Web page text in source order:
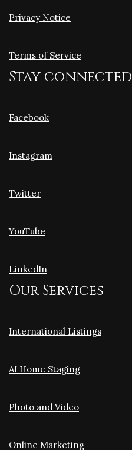
Privacy Notice
Terms of Service
Stay connected
Facebook
Instagram
Twitter
YouTube
LinkedIn
Our Services
International Listings
AI Home Staging
Photo and Video
Online Marketing